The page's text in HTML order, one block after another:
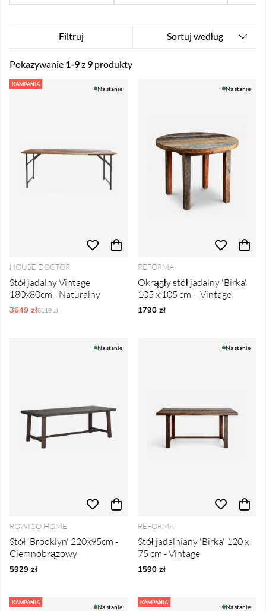
Filtruj Sortuj według
Pokazywanie 1-9z 9 produkty
Produkty
KAMPANIA
Na stanie
HOUSE DOCTOR
Stół jadalny Vintage
180x80cm - Naturalny
3649 złOrdynarne ceny:
6119 zł
Na stanie
REFORMA
Okrągły stół jadalny 'Birka'
105 x 105 cm – Vintage
1790 zł
Na stanie
ROWICO HOME
Stół 'Brooklyn' 220x95cm -
Ciemnobrązowy
5929 zł
Na stanie
REFORMA
Stół jadalniany 'Birka' 120 x
75 cm - Vintage
1590 zł
KAMPANIA
Na stanie
KAMPANIA
Na stanie